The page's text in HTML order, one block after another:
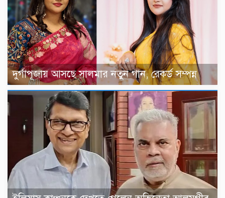
দুর্গাপূজায় আসছে সালমার নতুন গান, রেকর্ড সম্পন্ন